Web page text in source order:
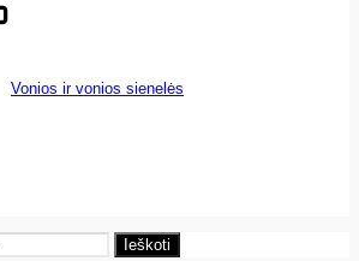
Vonios ir vonios sienelės
Ieškoti